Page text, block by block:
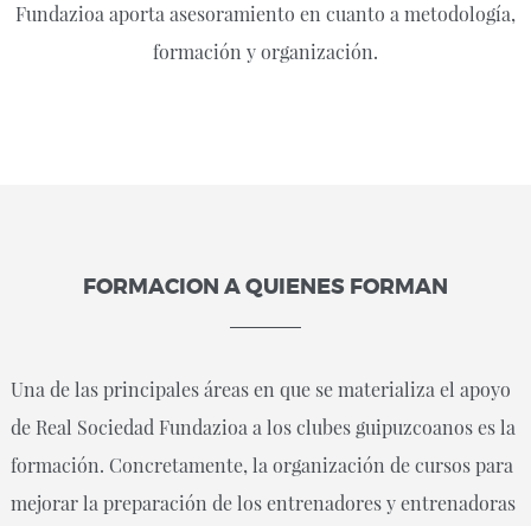
Fundazioa aporta asesoramiento en cuanto a metodología,
formación y organización.
FORMACION A QUIENES FORMAN
Una de las principales áreas en que se materializa el apoyo
de Real Sociedad Fundazioa a los clubes guipuzcoanos es la
formación. Concretamente, la organización de cursos para
mejorar la preparación de los entrenadores y entrenadoras